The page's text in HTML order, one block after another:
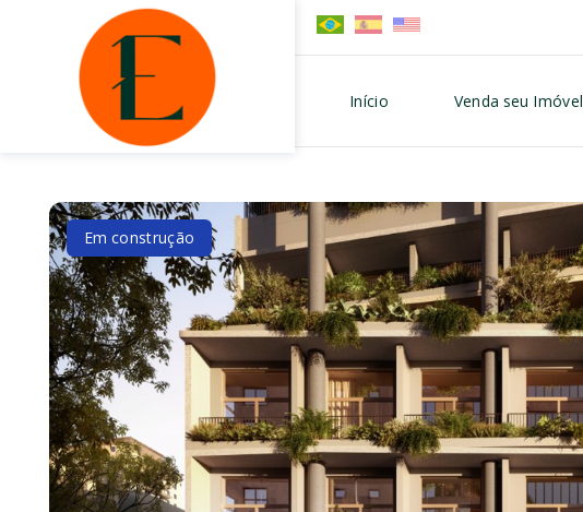
Início Venda seu Imóvel
Em construção